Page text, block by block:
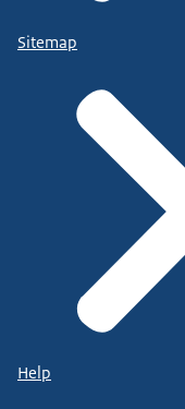
Sitemap
Help